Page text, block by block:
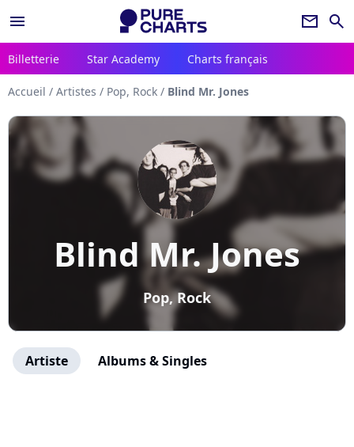
menu newsletter search
Billetterie Star Academy Charts français
Accueil / Artistes / Pop, Rock / Blind Mr. Jones
Blind Mr. Jones
Pop, Rock
Artiste Albums & Singles